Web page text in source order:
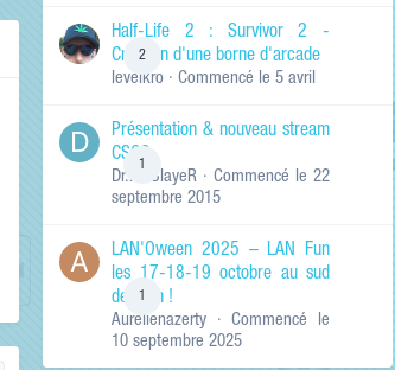
RECHERCHER LES
Titres et corps
Titres des
uniquement
2
Half-Life 2 : Survivor 2 -
Création d'une borne d'arcade
levelkro · Commencé le 5 avril
1
Présentation & nouveau stream
CSGO
Dr.KinSlayeR · Commencé le 22
septembre 2015
1
LAN'Oween 2025 – LAN Fun
les 17-18-19 octobre au sud
de Lyon !
Aurelienazerty · Commencé le
10 septembre 2025